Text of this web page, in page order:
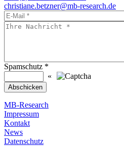
christiane.betzner@mb-research.de
Spamschutz *
«
MB-Research
Impressum
Kontakt
News
Datenschutz